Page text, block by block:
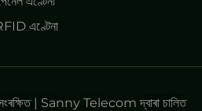
এণ্টেনা
সংৰক্ষিত | Sanny Telecom দ্বাৰা চালিত